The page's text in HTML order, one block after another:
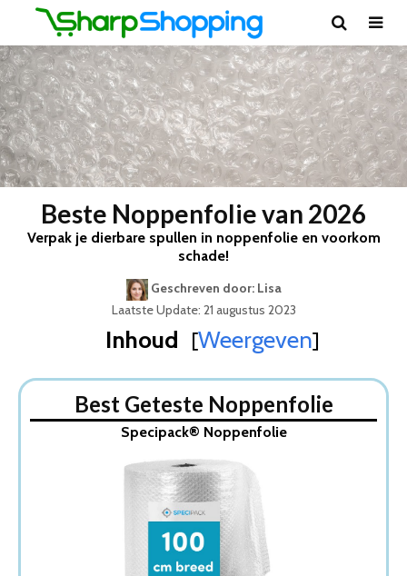
Beste Noppenfolie van 2026
Verpak je dierbare spullen in noppenfolie en voorkom
schade!
Geschreven door: Lisa
Laatste Update: 21 augustus 2023
Inhoud [Weergeven]
1. Specipack® Noppenfolie
2. Specipack® Green Gerecycled Noppenfolie
3. Premium Noppenfolie
4. Bubbel Folie Professionele Noppenfolie
5. 4x Noppenfolie/bubbeltjesfolie op rol
Wat is de beste Noppenfolie van 2026
1. Beste Noppenfolie van 2026
2. Duurzame Noppenfolie
Best Geteste Noppenfolie
Specipack® Noppenfolie